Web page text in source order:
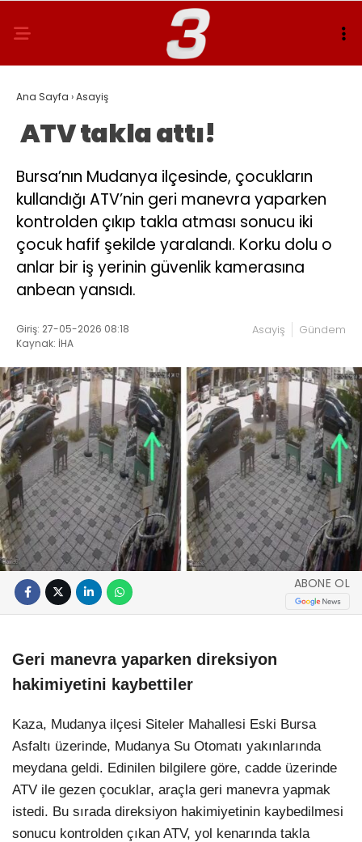
Ana Sayfa ›Asayiş
ATV takla attı!
Bursa’nın Mudanya ilçesinde, çocukların
kullandığı ATV’nin geri manevra yaparken
kontrolden çıkıp takla atması sonucu iki
çocuk hafif şekilde yaralandı. Korku dolu o
anlar bir iş yerinin güvenlik kamerasına
anbean yansıdı.
Giriş: 27-05-2026 08:18
Kaynak: İHA
Asayiş Gündem
ABONE OL
Geri manevra yaparken direksiyon
hakimiyetini kaybettiler
Kaza, Mudanya ilçesi Siteler Mahallesi Eski Bursa
Asfaltı üzerinde, Mudanya Su Otomatı yakınlarında
meydana geldi. Edinilen bilgilere göre, cadde üzerinde
ATV ile gezen çocuklar, araçla geri manevra yapmak
istedi. Bu sırada direksiyon hakimiyetinin kaybedilmesi
sonucu kontrolden çıkan ATV, yol kenarında takla